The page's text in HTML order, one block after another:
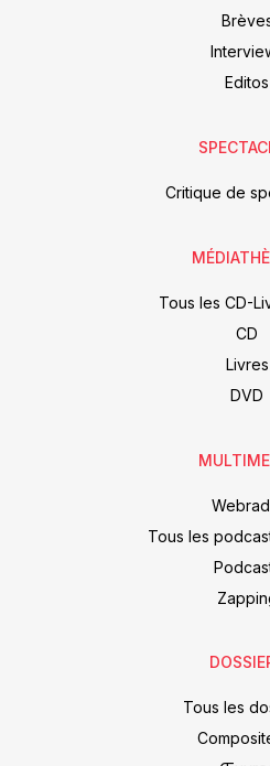
Editos
Critique de
Tous les CD-
CD
Livres
DVD
Tous les
Tous les